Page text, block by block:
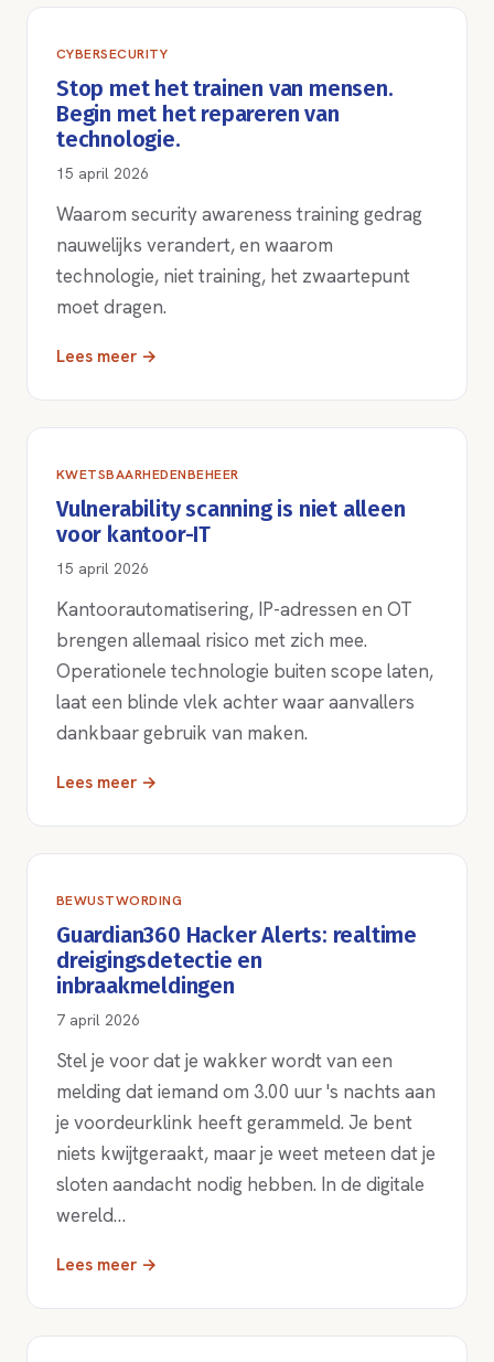
CYBERSECURITY
Stop met het trainen van mensen.
Begin met het repareren van
technologie.
15 april 2026
Waarom security awareness training gedrag
nauwelijks verandert, en waarom
technologie, niet training, het zwaartepunt
moet dragen.
Lees meer →
KWETSBAARHEDENBEHEER
Vulnerability scanning is niet alleen
voor kantoor-IT
15 april 2026
Kantoorautomatisering, IP-adressen en OT
brengen allemaal risico met zich mee.
Operationele technologie buiten scope laten,
laat een blinde vlek achter waar aanvallers
dankbaar gebruik van maken.
Lees meer →
BEWUSTWORDING
Guardian360 Hacker Alerts: realtime
dreigingsdetectie en
inbraakmeldingen
7 april 2026
Stel je voor dat je wakker wordt van een
melding dat iemand om 3.00 uur 's nachts aan
je voordeurklink heeft gerammeld. Je bent
niets kwijtgeraakt, maar je weet meteen dat je
sloten aandacht nodig hebben. In de digitale
wereld…
Lees meer →